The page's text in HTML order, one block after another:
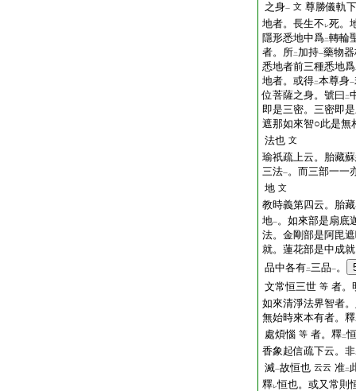
之身一 文 尊勝儀軌
地者。長生不 レ死。
隱形悉地中爲二轉輪
者。所二 加持一藥物
悉地者前三種悉地爲
地者。或得二本尊身一
位菩薩之身。號曰 二
即是三密。三密即
遮那如來智○此是無
法也 文
瑜祇疏上云。胎藏
三法一。而三部一一
地 文
教時義第四云。胎
地一。如來部是扇底
法。金剛部是阿毘
就。蓮花部是中成
品中各有二三品一。
文常恒三世 等 者。
如來清淨法界智者
無始時來本有者。釋
處煩惱 等 者。釋二
香象起信疏下云。非
滅一故恒也 云云 准二
釋レ恒也。或又常則